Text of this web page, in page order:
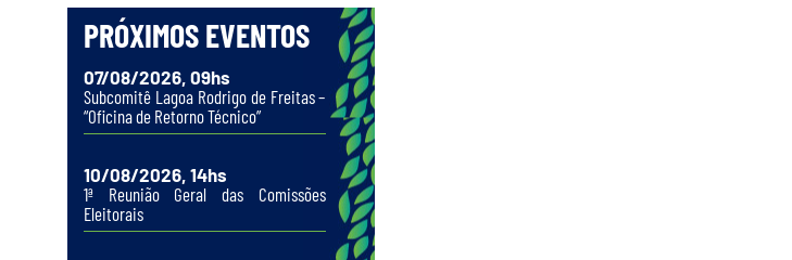
PRÓXIMOS EVENTOS
07/08/2026, 09hs
Subcomitê Lagoa Rodrigo de Freitas –
“Oficina de Retorno Técnico”
10/08/2026, 14hs
1ª Reunião Geral das Comissões
Eleitorais